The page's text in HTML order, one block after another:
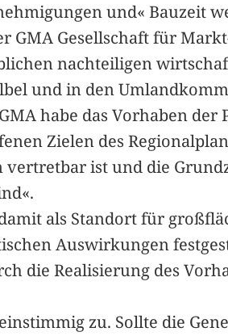
und« Bauzeit
GMA Gesellschaft für
nachteiligen
und in den
habe das Vorhaben
Zielen des
ist und die
als Standort für
Auswirkungen
die Realisierung des
zu. Sollte die